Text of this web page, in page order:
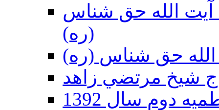
92 - حسينيه آيت الله حق شناس
(ره)
دوم سال 1392